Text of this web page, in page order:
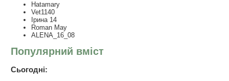
Hatamary
Vet1140
Ірина 14
Roman May
ALENA_16_08
Популярний вміст
Сьогодні: